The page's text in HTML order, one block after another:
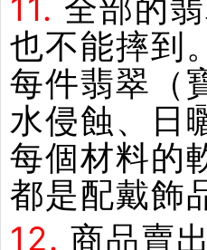
11. 全部的
也不能摔到
每件翡翠（
水侵蝕、日
每個材料的
都是配戴飾
12. 商品賣